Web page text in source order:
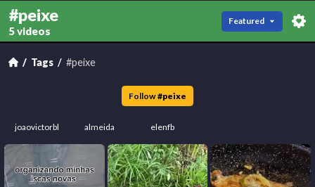
#peixe
5 videos
Featured
Tags #peixe
Follow #peixe
joaovictorbl almeida elenfb